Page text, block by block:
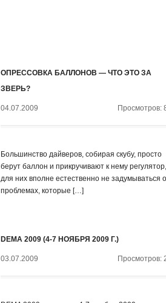
ОПРЕССОВКА БАЛЛОНОВ — ЧТО ЭТО ЗА
ЗВЕРЬ?
04.07.2009 Просмотров:
Большинство дайверов, собирая скубу, просто
берут баллон и прикручивают к нему
для них вполне естественно не задумываться о
проблемах, которые […]
DEMA 2009 (4-7 НОЯБРЯ 2009 Г.)
03.07.2009 Просмотров: